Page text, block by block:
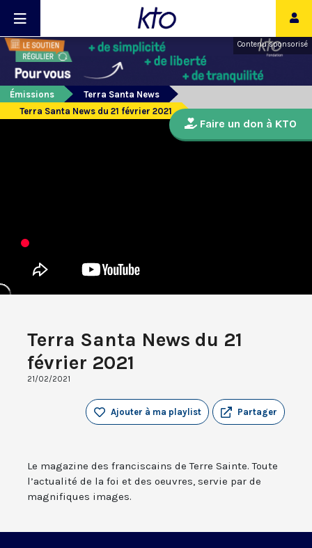
Contenu sponsorisé
Émissions
Terra Santa News
Terra Santa News du 21 février 2021
Terra Santa News du 21
février 2021
21/02/2021
Partager
Ajouter à ma playlist
Le magazine des franciscains de Terre Sainte. Toute
l’actualité de la foi et des oeuvres, servie par de
magnifiques images.
Faire un don à KTO